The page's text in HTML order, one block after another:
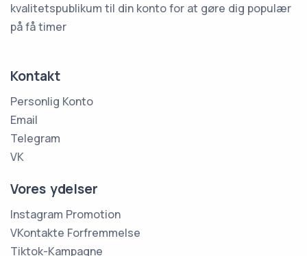
kvalitetspublikum til din konto for at gøre dig populær
på få timer
Kontakt
Personlig Konto
Email
Telegram
VK
Vores ydelser
Instagram Promotion
VKontakte Forfremmelse
Tiktok-Kampagne